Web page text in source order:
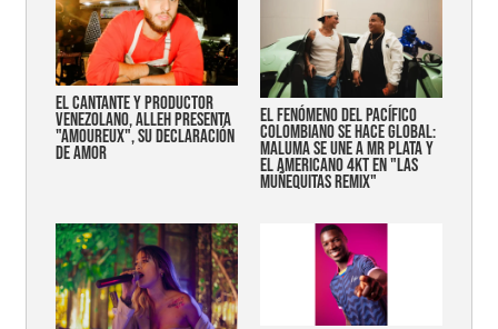
EL CANTANTE Y PRODUCTOR
VENEZOLANO, ALLEH PRESENTA
"AMOUREUX", SU DECLARACIÓN
DE AMOR
EL FENÓMENO DEL PACÍFICO
COLOMBIANO SE HACE GLOBAL:
MALUMA SE UNE A MR PLATA Y
EL AMERICANO 4KT EN "LAS
MUÑEQUITAS REMIX"